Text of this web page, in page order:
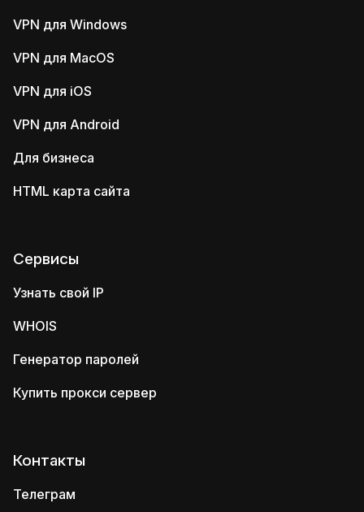
VPN для Windows
VPN для MacOS
VPN для iOS
VPN для Android
Для бизнеса
HTML карта сайта
Сервисы
Узнать свой IP
WHOIS
Генератор паролей
Купить прокси сервер
Контакты
Телеграм